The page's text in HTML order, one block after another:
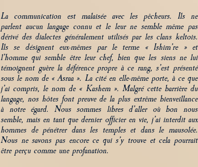
La communication est malaisée avec les pêcheurs. Ils ne
parlent aucun langage connu et le leur ne semble même pas
dérivé des dialectes généralement utilisés par les clans keltois.
Ils se désignent eux-mêmes par le terme « Ishim’re » et
l’homme qui semble être leur chef, bien que les siens ne lui
témoignent guère la déférence propre à ce rang, s’est présenté
sous le nom de « Asraa ». La cité en elle-même porte, à ce que
j’ai compris, le nom de « Kashem ». Malgré cette barrière du
langage, nos hôtes font preuve de la plus extrême bienveillance
à notre égard. Nous sommes libres d’aller où bon nous
semble, mais en tant que dernier officier en vie, j’ai interdit aux
hommes de pénétrer dans les temples et dans le mausolée.
Nous ne savons pas encore ce qui s’y trouve et cela pourrait
être perçu comme une profanation.